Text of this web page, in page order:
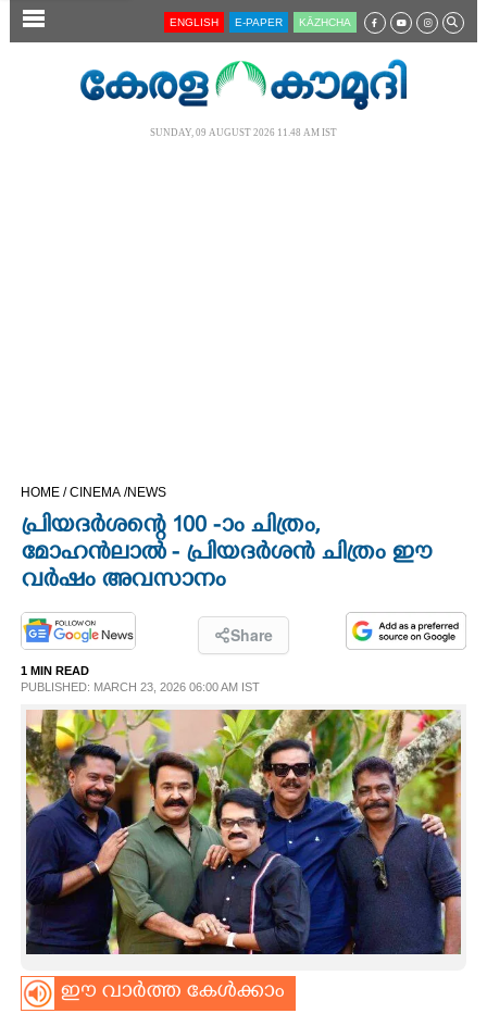
SECTIONS
OPINION
PHOTOS
LIFESTYLE
SPIRITUAL
INFO+
ART
ASTRO
CARTOONS
ENGLISH E-PAPER KĀZHCHA
SUNDAY, 09 AUGUST 2026 11.48 AM IST
HOME /CINEMA /NEWS
പ്രിയദർശന്റെ 100 -ാം ചിത്രം,
മോഹൻലാൽ - പ്രിയദർശൻ ചിത്രം ഈ
വർഷം അവസാനം
Share
1 MIN READ
PUBLISHED: MARCH 23, 2026 06:00 AM IST
ഈ വാർത്ത കേൾക്കാം